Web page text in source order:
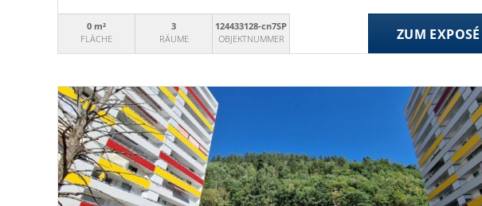
0 m²
FLÄCHE
3
RÄUME
124433128-cn7SP
OBJEKTNUMMER
ZUM EXPOSÉ